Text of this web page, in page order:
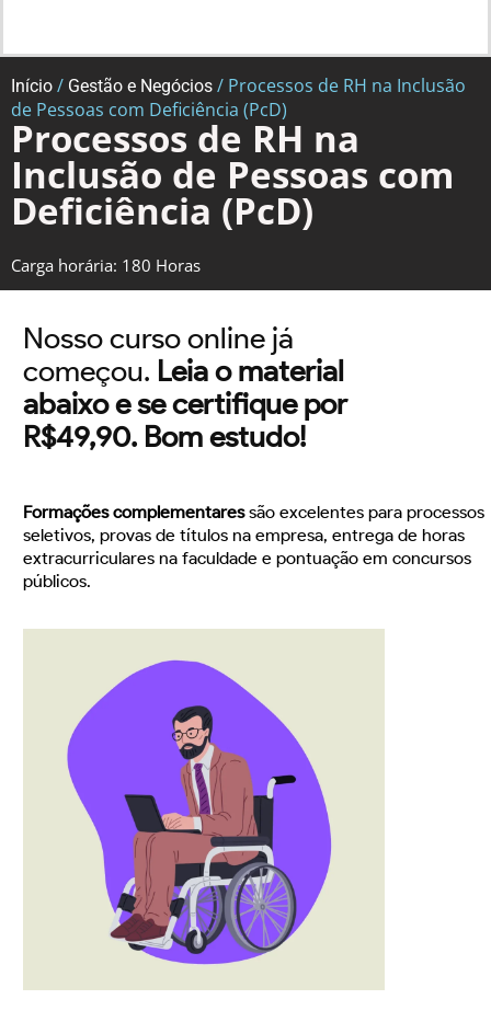
Início / Gestão e Negócios / Processos de RH na Inclusão
de Pessoas com Deficiência (PcD)
Processos de RH na
Inclusão de Pessoas com
Deficiência (PcD)
Carga horária: 180 Horas
Nosso curso online já
começou. Leia o material
abaixo e se certifique por
R$49,90. Bom estudo!
Formações complementaressão excelentes para processos
seletivos, provas de títulos na empresa, entrega de horas
extracurriculares na faculdade e pontuação em concursos
públicos.